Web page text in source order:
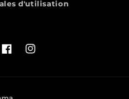
d'utilisation
FacebookInstagram